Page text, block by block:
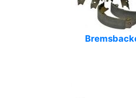
Art.-Nr.:
Art.-Nr.: